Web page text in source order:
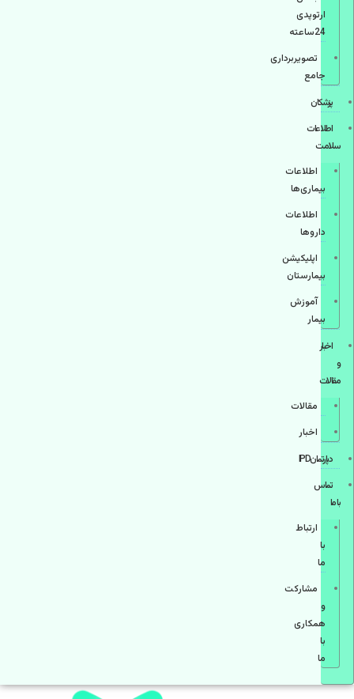
ارتوپدی
24ساعته
تصویربرداری
جامع
پزشكان
اطلاعات
سلامت
اطلاعات
بیماری‌ها
اطلاعات
دارو‌ها
اپليكيشن
بيمارستان
آموزش
بیمار
اخبار
و
مقالات
مقالات
اخبار
دپارتمانIPD
تماس
با ما
ارتباط
با
ما
مشاركت
و
همكاری
با
ما